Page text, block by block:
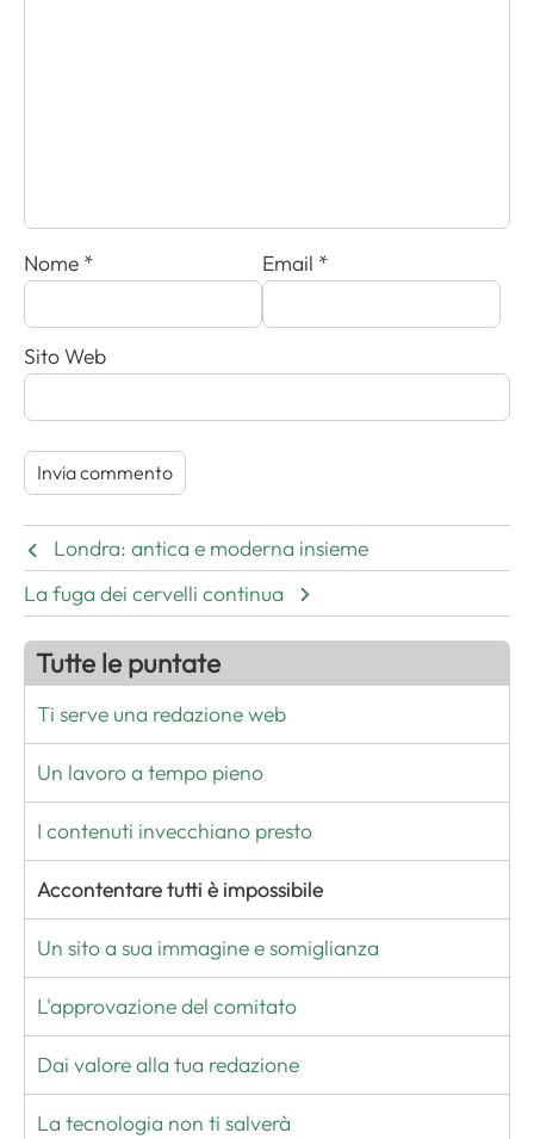
Nome * Email *
Sito Web
Londra: antica e moderna insieme
La fuga dei cervelli continua
Tutte le puntate
Ti serve una redazione web
Un lavoro a tempo pieno
I contenuti invecchiano presto
Accontentare tutti è impossibile
Un sito a sua immagine e somiglianza
L'approvazione del comitato
Dai valore alla tua redazione
La tecnologia non ti salverà